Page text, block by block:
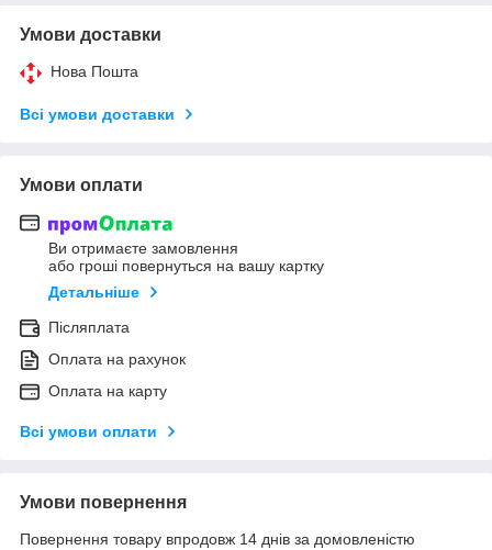
Умови доставки
Нова Пошта
Всі умови доставки
Умови оплати
Ви отримаєте замовлення
або гроші повернуться на вашу картку
Детальніше
Післяплата
Оплата на рахунок
Оплата на карту
Всі умови оплати
Умови повернення
Повернення товару впродовж 14 днів за домовленістю